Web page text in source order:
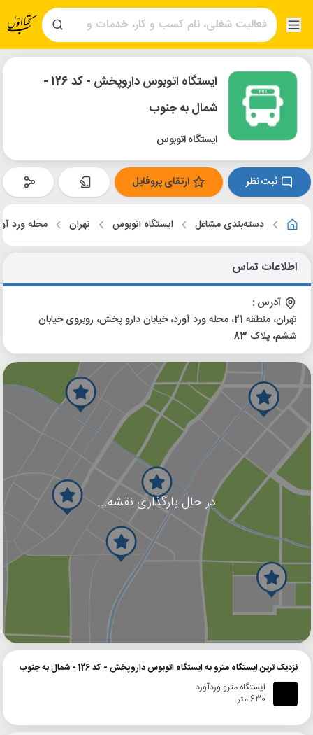
ایستگاه اتوبوس داروپخش - کد 126 -
شمال به جنوب
ایستگاه اتوبوس
ثبت نظر ارتقای پروفایل
دسته‌بندی مشاغل ایستگاه اتوبوس تهران محله ورد
اطلاعات تماس
آدرس :
تهران، منطقه 21، محله ورد آورد، خیابان دارو پخش، روبروی خیابان
ششم، پلاک 83
در حال بارگذاری نقشه...
گوگل
نزدیک ترین ایستگاه مترو به ایستگاه اتوبوس داروپخش - کد 126 - شمال به جنوب
ایستگاه مترو وردآورد
630 متر